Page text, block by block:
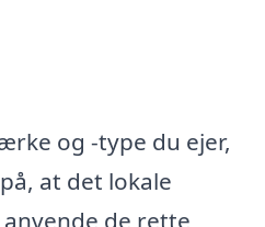
og -type du ejer,
at det lokale
de rette